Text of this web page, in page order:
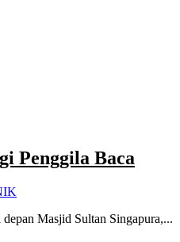
Penggila Baca
Masjid Sultan Singapura,...